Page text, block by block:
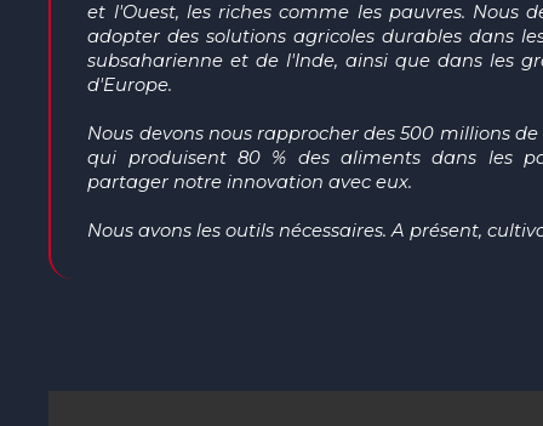
et l'Ouest, les richescomme les pauvres. Nous
adopter des solutions agricoles durables dans
subsaharienne et de l'Inde, ainsi que dans les
d'Europe.
Nous devons nous rapprocherdes 500 millions
qui produisent 80 % des aliments dans les
partager notre innovation avec eux.
Nous avons les outils nécessaires.A présent,